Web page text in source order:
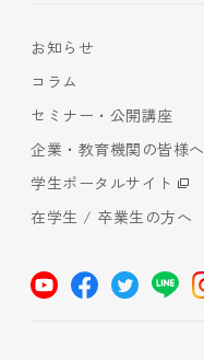
お知らせ
コラム
セミナー・公開講座
企業・教育機関の皆様へ
学生ポータルサイト
在学生 / 卒業生の方へ